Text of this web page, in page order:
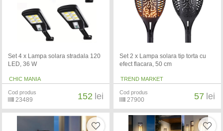
Set 4 x Lampa solara stradala 120
LED, 36 W
CHIC MANIA
Cod produs
23489 152 lei
Set 2 x Lampa solara tip torta cu
efect flacara, 50 cm
TREND MARKET
Cod produs
27900 57 lei